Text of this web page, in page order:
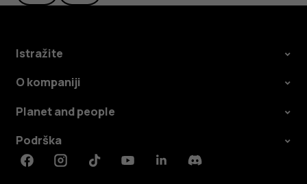
Istražite
O kompaniji
Planet and people
Podrška
FacebookInstagramTiktokYoutubeLinkedinDiscord